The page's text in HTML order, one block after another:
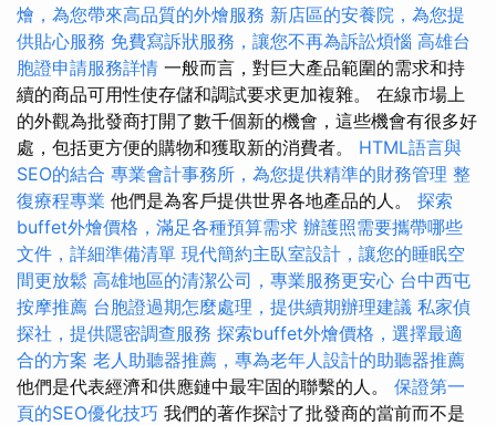
燴，為您帶來高品質的外燴服務 新店區的安養院，為您提
供貼心服務 免費寫訴狀服務，讓您不再為訴訟煩惱 高雄台
胞證申請服務詳情 一般而言，對巨大產品範圍的需求和持
續的商品可用性使存儲和調試要求更加複雜。 在線市場上
的外觀為批發商打開了數千個新的機會，這些機會有很多好
處，包括更方便的購物和獲取新的消費者。 HTML語言與
SEO的結合 專業會計事務所，為您提供精準的財務管理 整
復療程專業 他們是為客戶提供世界各地產品的人。 探索
buffet外燴價格，滿足各種預算需求 辦護照需要攜帶哪些
文件，詳細準備清單 現代簡約主臥室設計，讓您的睡眠空
間更放鬆 高雄地區的清潔公司，專業服務更安心 台中西屯
按摩推薦 台胞證過期怎麼處理，提供續期辦理建議 私家偵
探社，提供隱密調查服務 探索buffet外燴價格，選擇最適
合的方案 老人助聽器推薦，專為老年人設計的助聽器推薦
他們是代表經濟和供應鏈中最牢固的聯繫的人。 保證第一
頁的SEO優化技巧 我們的著作探討了批發商的當前而不是